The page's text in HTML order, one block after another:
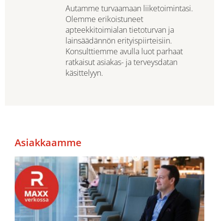
Autamme turvaamaan liiketoimintasi.
Olemme erikoistuneet
apteekkitoimialan tietoturvan ja
lainsäädännön erityispiirteisiin.
Konsulttiemme avulla luot parhaat
ratkaisut asiakas- ja terveysdatan
käsittelyyn.
Asiakkaamme